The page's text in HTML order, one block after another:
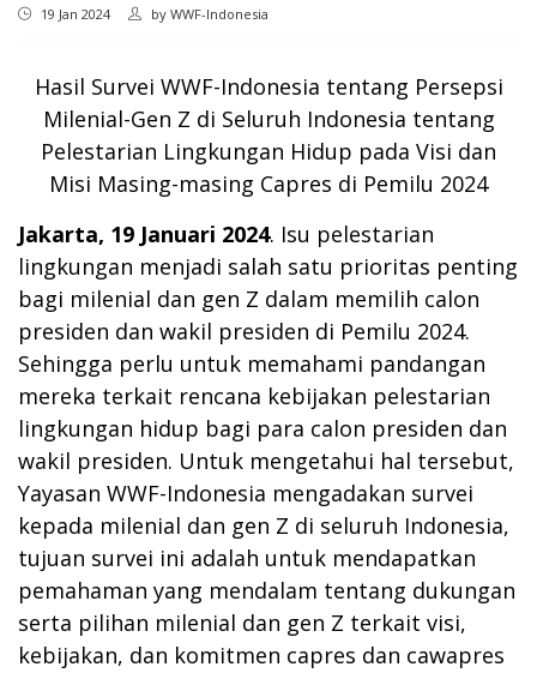
19 Jan 2024 by WWF-Indonesia
Hasil Survei WWF-Indonesia tentang Persepsi
Milenial-Gen Z di Seluruh Indonesia tentang
Pelestarian Lingkungan Hidup pada Visi dan
Misi Masing-masing Capres di Pemilu 2024
Jakarta, 19 Januari 2024. Isu pelestarian
lingkungan menjadi salah satu prioritas penting
bagi milenial dan gen Z dalam memilih calon
presiden dan wakil presiden di Pemilu 2024.
Sehingga perlu untuk memahami pandangan
mereka terkait rencana kebijakan pelestarian
lingkungan hidup bagi para calon presiden dan
wakil presiden. Untuk mengetahui hal tersebut,
Yayasan WWF-Indonesia mengadakan survei
kepada milenial dan gen Z di seluruh Indonesia,
tujuan survei ini adalah untuk mendapatkan
pemahaman yang mendalam tentang dukungan
serta pilihan milenial dan gen Z terkait visi,
kebijakan, dan komitmen capres dan cawapres